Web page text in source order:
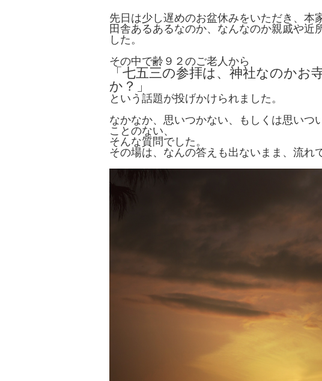
先日は少し遅めのお盆休みをいただき、本
田舎あるあるなのか、なんなのか親戚や近
した。
その中で齢９２のご老人から
「七五三の参拝は、神社なのかお
か？」
という話題が投げかけられました。
なかなか、思いつかない、もしくは思いつ
ことのない、
そんな質問でした。
その場は、なんの答えも出ないまま、流れ